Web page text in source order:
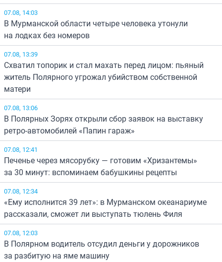
07.08, 14:03
В Мурманской области четыре человека утонули
на лодках без номеров
07.08, 13:39
Схватил топорик и стал махать перед лицом: пьяный
житель Полярного угрожал убийством собственной
матери
07.08, 13:06
В Полярных Зорях открыли сбор заявок на выставку
ретро-автомобилей «Папин гараж»
07.08, 12:41
Печенье через мясорубку — готовим «Хризантемы»
за 30 минут: вспоминаем бабушкины рецепты
07.08, 12:34
«Ему исполнится 39 лет»: в Мурманском океанариуме
рассказали, сможет ли выступать тюлень Филя
07.08, 12:03
В Полярном водитель отсудил деньги у дорожников
за разбитую на яме машину